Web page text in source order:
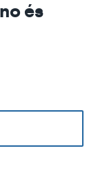
és